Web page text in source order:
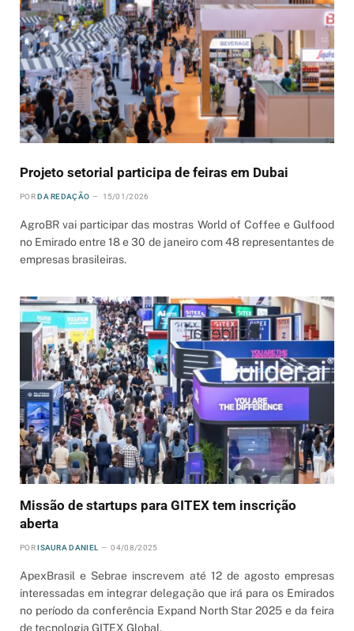
Projeto setorial participa de feiras em Dubai
POR DA REDAÇÃO 15/01/2026
AgroBR vai participar das mostras World of Coffee e Gulfood
no Emirado entre 18 e 30 de janeiro com 48 representantes de
empresas brasileiras.
Missão de startups para GITEX tem inscrição
aberta
POR ISAURA DANIEL 04/08/2025
ApexBrasil e Sebrae inscrevem até 12 de agosto empresas
interessadas em integrar delegação que irá para os Emirados
no período da conferência Expand North Star 2025 e da feira
de tecnologia GITEX Global.